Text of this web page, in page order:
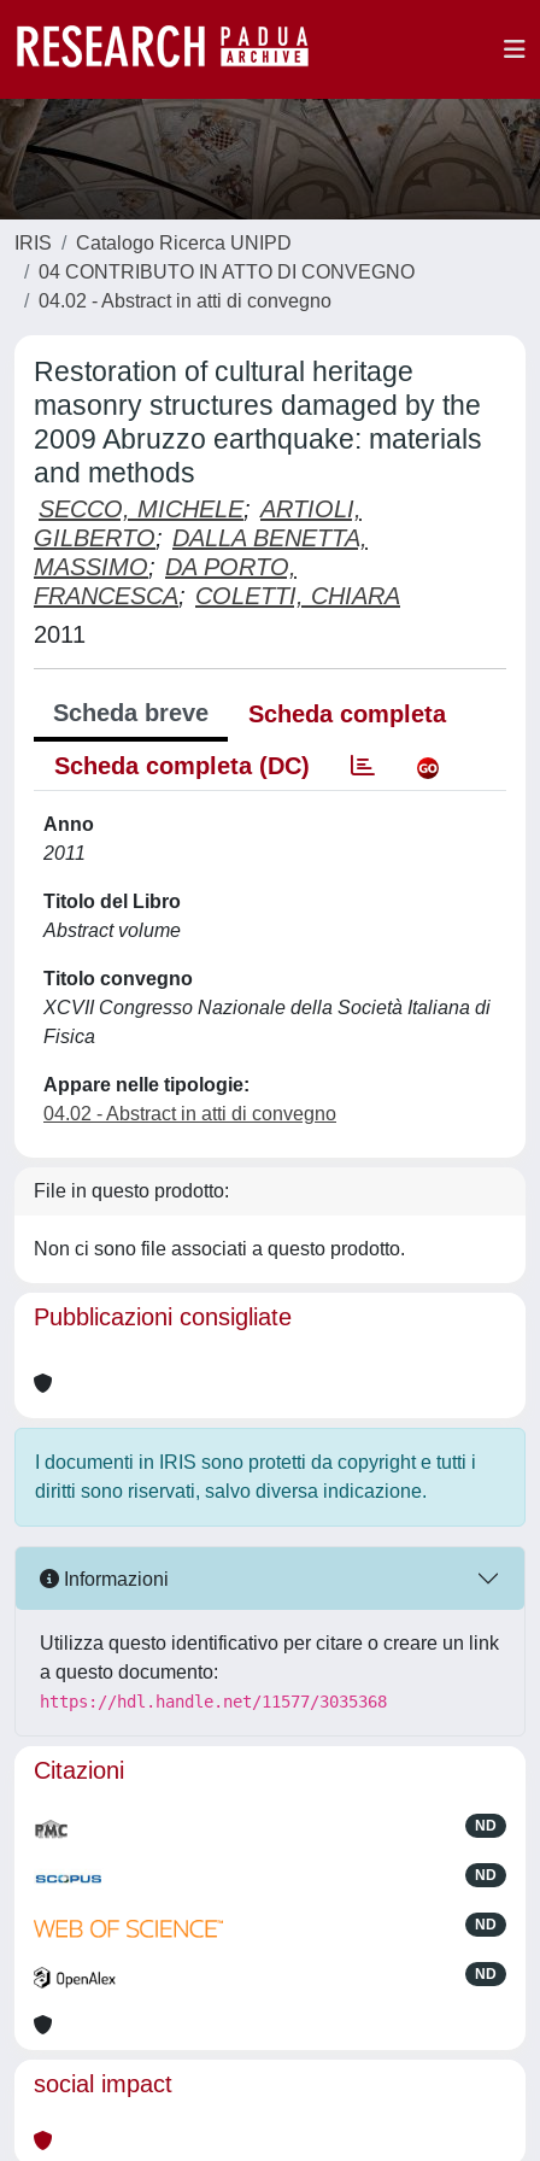
IRIS
Catalogo Ricerca UNIPD
04 CONTRIBUTO IN ATTO DI CONVEGNO
04.02 - Abstract in atti di convegno
Restoration of cultural heritage
masonry structures damaged by the
2009 Abruzzo earthquake: materials
and methods
SECCO, MICHELE; ARTIOLI,
GILBERTO; DALLA BENETTA,
MASSIMO; DA PORTO,
FRANCESCA; COLETTI, CHIARA
2011
Scheda breve
Scheda completa
Scheda completa (DC)
Anno
2011
Titolo del Libro
Abstract volume
Titolo convegno
XCVII Congresso Nazionale della Società Italiana di
Fisica
Appare nelle tipologie:
04.02 - Abstract in atti di convegno
File in questo prodotto:
Non ci sono file associati a questo prodotto.
Pubblicazioni consigliate
I documenti in IRIS sono protetti da copyright e tutti i
diritti sono riservati, salvo diversa indicazione.
Informazioni
Utilizza questo identificativo per citare o creare un link
a questo documento:
https://hdl.handle.net/11577/3035368
Citazioni
ND
ND
ND
ND
social impact